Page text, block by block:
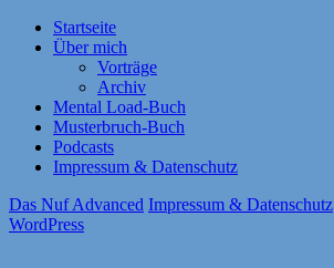
Startseite
Über mich
Vorträge
Archiv
Mental Load-Buch
Musterbruch-Buch
Podcasts
Impressum & Datenschutz
Das Nuf Advanced Impressum & Datenschutz
WordPress